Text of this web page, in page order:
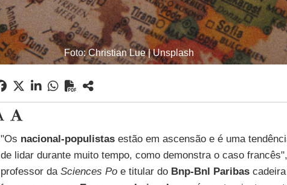
Foto: Christian Lue | Unsplash
"Os nacional-populistasestão em ascensão e é uma
de lidar durante muito tempo, como demonstra o caso
professor da Sciences Poe titular do Bnp-Bnl Paribascadeira